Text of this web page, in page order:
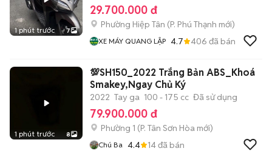
1 phút trước 7
29.700.000 đ
Phường Hiệp Tân (P. Phú Thạnh mới)
XE MÁY QUANG LẬP 4.7 406 đã bán
1 phút trước 8
💯SH150_2022 Trắng Bản ABS_Khoá
Smakey,Ngay Chủ Ký
2022 Tay ga 100 - 175 cc Đã sử dụng
79.900.000 đ
Phường 1 (P. Tân Sơn Hòa mới)
Chú Ba 4.4 14đã bán